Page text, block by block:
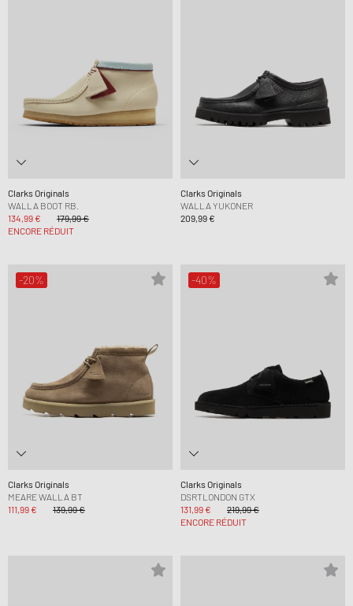
Clarks Originals
WALLA BOOT RB.
134,99 €
179,99 €
ENCORE RÉDUIT
Clarks Originals
WALLA YUKONER
209,99 €
-20%
Clarks Originals
MEARE WALLA BT
111,99 €
139,99 €
-40%
Clarks Originals
DSRTLONDON GTX
131,99 €
219,99 €
ENCORE RÉDUIT